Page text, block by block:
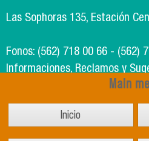
Main
Inicio
Las Sophoras 135, Estación
Fonos: (562) 718 00 66 - (562)
Informaciones, Reclamos y
Soporte Informático Segic: